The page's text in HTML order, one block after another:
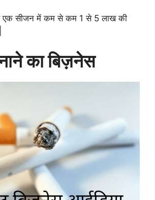
सीजन में कम से कम 1 से 5 लाख की
का बिज़नेस